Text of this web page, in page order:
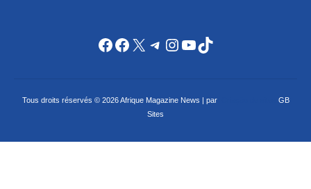
Facebook
Facebook
X Telegram
Instagram
YouTube
TikTok
Tous droits réservés © 2026 Afrique Magazine News | par
GB
Sites